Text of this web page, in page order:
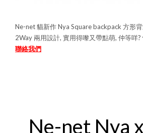
Ne-net 貓新作 Nya Square backpack 方形
2Way 兩用設計, 實用得嚟又帶點萌, 仲等咩
聯絡我們
Ne-net Nya